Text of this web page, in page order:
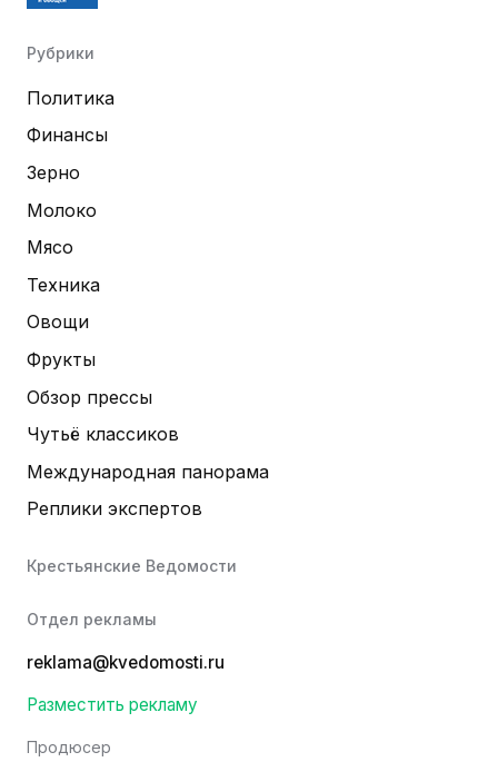
Рубрики
Политика
Финансы
Зерно
Молоко
Мясо
Техника
Овощи
Фрукты
Обзор прессы
Чутьё классиков
Международная панорама
Реплики экспертов
Крестьянские Ведомости
Отдел рекламы
reklama@kvedomosti.ru
Разместить рекламу
Продюсер